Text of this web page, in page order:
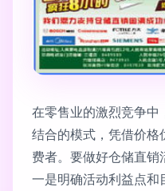
在零售业的激烈竞争中
结合的模式，凭借价格
费者。要做好仓储直
一是明确活动利益点和